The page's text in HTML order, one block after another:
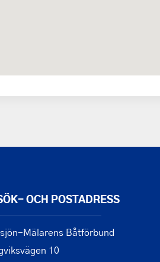
OCH POSTADRESS
Mälarens Båtförbund
10